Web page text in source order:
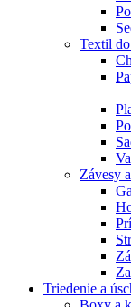
Textil
Závesy
Triedenie a